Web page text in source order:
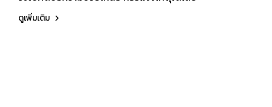
ดูเพิ่มเติม